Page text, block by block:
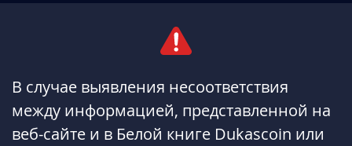
В случае выявления несоответствия
между информацией, представленной на
веб-сайте и в Белой книге Dukascoin или